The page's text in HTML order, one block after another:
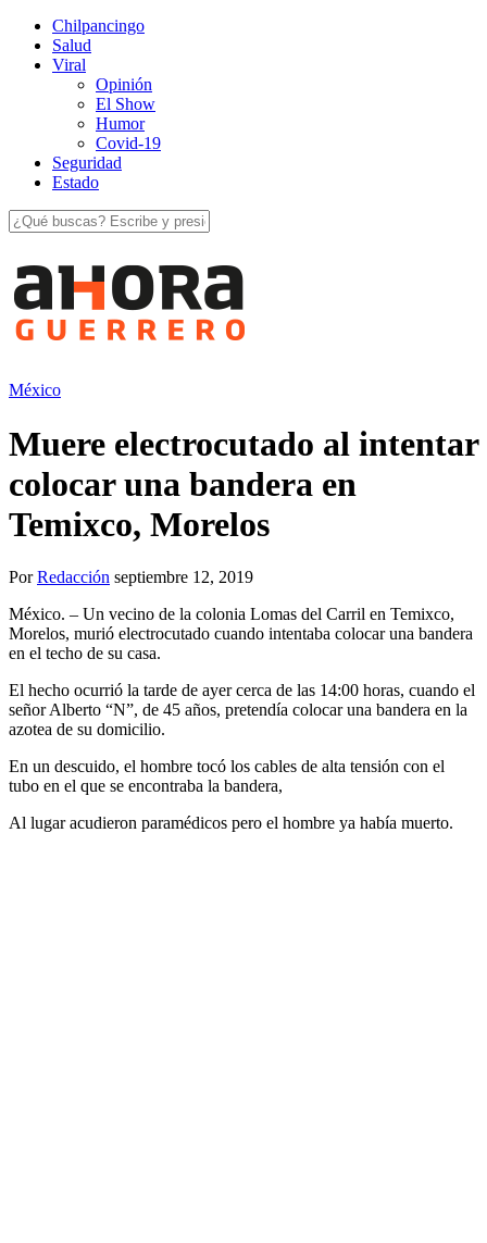
Chilpancingo
Salud
Viral
Opinión
El Show
Humor
Covid-19
Seguridad
Estado
México
Muere electrocutado al intentar
colocar una bandera en
Temixco, Morelos
PorRedacción septiembre 12, 2019
México. – Un vecino de la colonia Lomas del Carril en Temixco,
Morelos, murió electrocutado cuando intentaba colocar una bandera
en el techo de su casa.
El hecho ocurrió la tarde de ayer cerca de las 14:00 horas, cuando el
señor Alberto “N”, de 45 años, pretendía colocar una bandera en la
azotea de su domicilio.
En un descuido, el hombre tocó los cables de alta tensión con el
tubo en el que se encontraba la bandera,
Al lugar acudieron paramédicos pero el hombre ya había muerto.